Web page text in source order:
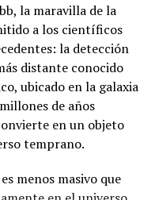
la maravilla de la
a los científicos
la detección
distante conocido
ubicado en la galaxia
de años
en un objeto
temprano.
menos masivo que